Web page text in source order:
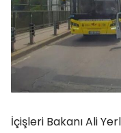
İçişleri Bakanı Ali